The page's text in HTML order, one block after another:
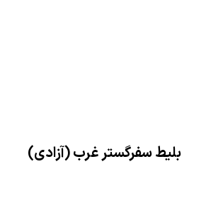
بلیط سفرگستر غرب (آزادی)